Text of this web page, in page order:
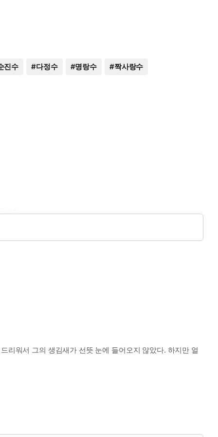
진수 #다정수 #명랑수 #짝사랑수
경함.
리워서 그의 생김새가 선뜻 눈에 들어오지 않았다. 하지만 얼